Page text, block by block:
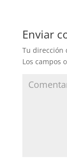
Enviar
Tu dirección
Los campos